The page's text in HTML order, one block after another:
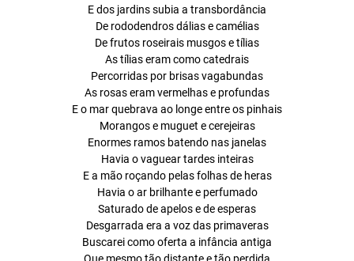
E dos jardins subia a transbordância
De rododendros dálias e camélias
De frutos roseirais musgos e tílias
As tílias eram como catedrais
Percorridas por brisas vagabundas
As rosas eram vermelhas e profundas
E o mar quebrava ao longe entre os pinhais
Morangos e muguet e cerejeiras
Enormes ramos batendo nas janelas
Havia o vaguear tardes inteiras
E a mão roçando pelas folhas de heras
Havia o ar brilhante e perfumado
Saturado de apelos e de esperas
Desgarrada era a voz das primaveras
Buscarei como oferta a infância antiga